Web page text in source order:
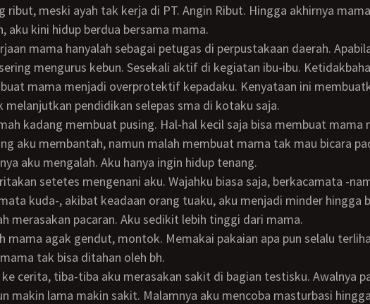
ribut, meski ayah tak kerja di PT. Angin Ribut. Hingga akhirnya
aku kini hidup berdua bersama mama.
mengurus kebun. Sesekali aktif di kegiatan ibu-ibu.
mama menjadi overprotektif kepadaku. Kenyataan ini
melanjutkan pendidikan selepas sma di kotaku saja.
aku membantah, namun malah membuat mama tak mau bicara
aku mengalah. Aku hanya ingin hidup tenang.
kuda-, akibat keadaan orang tuaku, aku menjadi minder hingga
merasakan pacaran. Aku sedikit lebih tinggi dari mama.
tak bisa ditahan oleh bh.
makin lama makin sakit. Malamnya aku mencoba masturbasi